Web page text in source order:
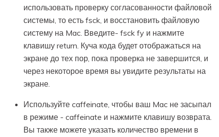
использовать проверку согласованности файловой
системы, то есть fsck, и восстановить файловую
систему на Mac. Введите- fsck fy и нажмите
клавишу return. Куча кода будет отображаться на
экране до тех пор, пока проверка не завершится, и
через некоторое время вы увидите результаты на
экране.
Используйте caffeinate, чтобы ваш Mac не засыпал
в режиме - caffeinate и нажмите клавишу возврата.
Вы также можете указать количество времени в